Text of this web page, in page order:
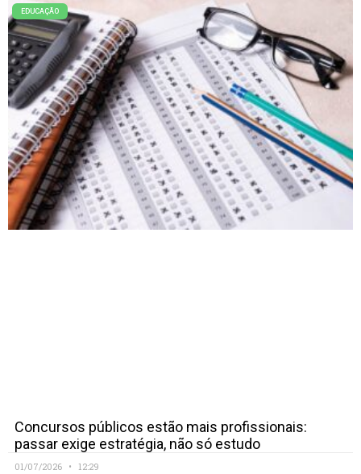
EDUCAÇÃO
Concursos públicos estão mais profissionais:
passar exige estratégia, não só estudo
01/07/2026 12:29